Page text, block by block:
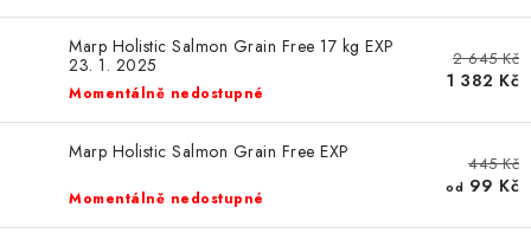
HODNOCENÍ OBCHODU
DOPRAVA PO OSTRAVĚ, HLUČÍNĚ A OKOLÍ
Kontakt Možnosti dopravy
Hodnocení obchodu
Marp Holistic Salmon Grain Free 17 kg EXP
23. 1. 2025
Momentálně nedostupné
2 645 Kč
1 382 Kč
Marp Holistic Salmon Grain Free EXP
Momentálně nedostupné
445 Kč
od 99 Kč